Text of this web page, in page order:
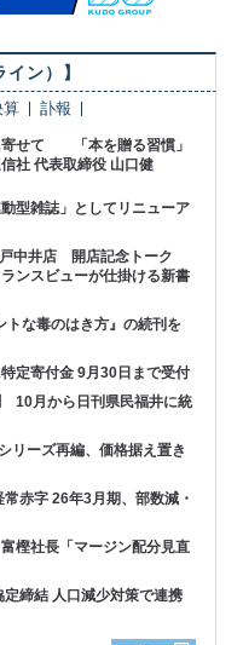
イン）】
算 訃報
寄せて 「本を贈る習慣」
社 代表取締役 山口健
型雑誌」としてリニューア
中井店 開店記念トーク
ンスビューが仕掛ける新書
な毒のはき方』の続刊を
定寄付金 9月30日まで受付
10月から日刊県民福井に統
リーズ再編、価格据え置き
常赤字 26年3月期、部数減・
樫社長「マージン配分見直
締結 人口減少対策で連携